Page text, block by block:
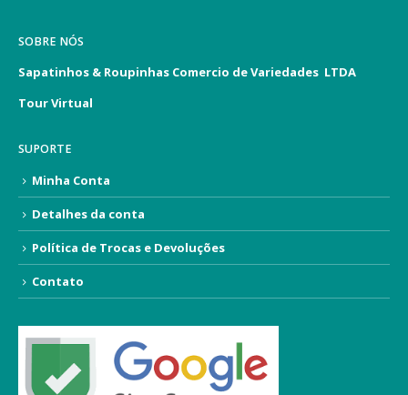
SOBRE NÓS
Sapatinhos & Roupinhas Comercio de Variedades LTDA
Tour Virtual
SUPORTE
Minha Conta
Detalhes da conta
Política de Trocas e Devoluções
Contato